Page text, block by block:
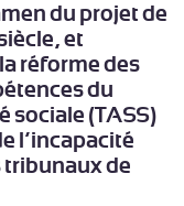
du projet de
et
réforme des
du
sociale (TASS)
l’incapacité
tribunaux de